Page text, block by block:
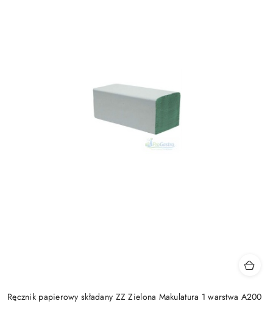
Ręcznik papierowy składany ZZ Zielona Makulatura 1 warstwa A200